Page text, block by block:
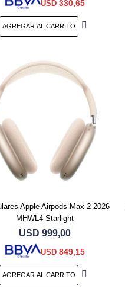
USD 330,65
Apple Airpods Max 2 2026
MHWL4 Starlight
USD 999,00
USD 849,15